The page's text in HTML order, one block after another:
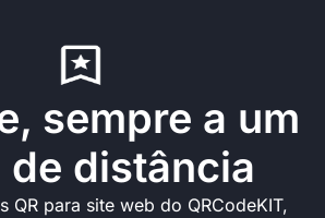
sempre a um
de distância
QR para site web do QRCodeKIT,